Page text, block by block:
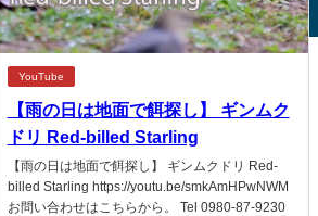
YouTube
【雨の日は地面で餌探し】 ギンムク
ドリ Red-billed Starling
【雨の日は地面で餌探し】 ギンムクドリ Red-
billed Starling https://youtu.be/smkAmHPwNWM
お問い合わせはこちらから。 Tel 0980-87-9230